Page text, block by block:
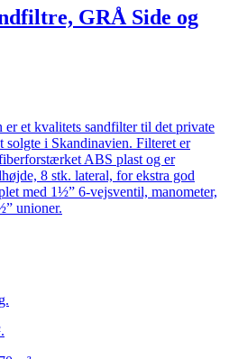
GRÅ Side og
et kvalitets sandfilter til det private
solgte i Skandinavien. Filteret er
ABS plast og er
8 stk. lateral, for ekstra god
med 1½” 6-vejsventil, manometer,
unioner.